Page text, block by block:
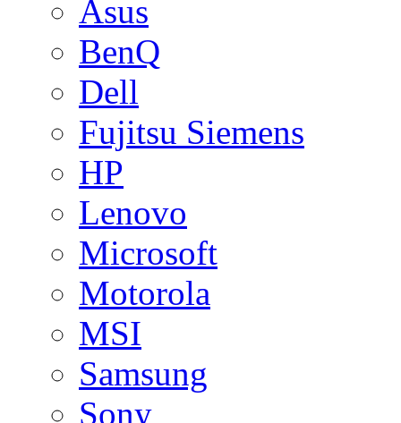
Asus
BenQ
Dell
Fujitsu Siemens
HP
Lenovo
Microsoft
Motorola
MSI
Samsung
Sony